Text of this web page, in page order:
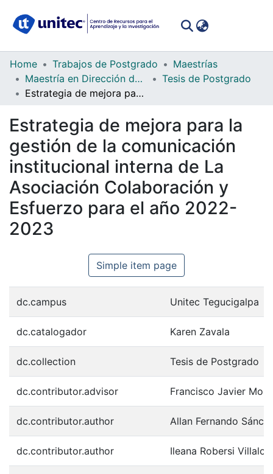
Communities
Collections
All of DSpace
Statistics
Home Trabajos de Postgrado
Maestrías
Maestría en Dirección de la Comunicación Corporativa
Tesis de Postgrado
Estrategia de mejora para la gestión de la comunicación institucional interna de La Asociación Colaboración y Esfuerzo para el año 2022-2023
Estrategia de mejora para la
gestión de la comunicación
institucional interna de La
Asociación Colaboración y
Esfuerzo para el año 2022-
2023
Simple item page
dc.campus Unitec Tegucigalpa
dc.catalogador Karen Zavala
dc.collection Tesis de Postgrado
dc.contributor.advisor Francisco Javier
dc.contributor.author Allan Fernando
dc.contributor.author Ileana Robersi